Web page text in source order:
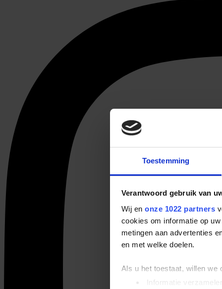
Toestemming
Verantwoord gebruik van
Wij en onze 1022 partners
cookies om informatie op
metingen aan advertenties
en met welke doelen.
Als u het toestaat, willen we
Informatie